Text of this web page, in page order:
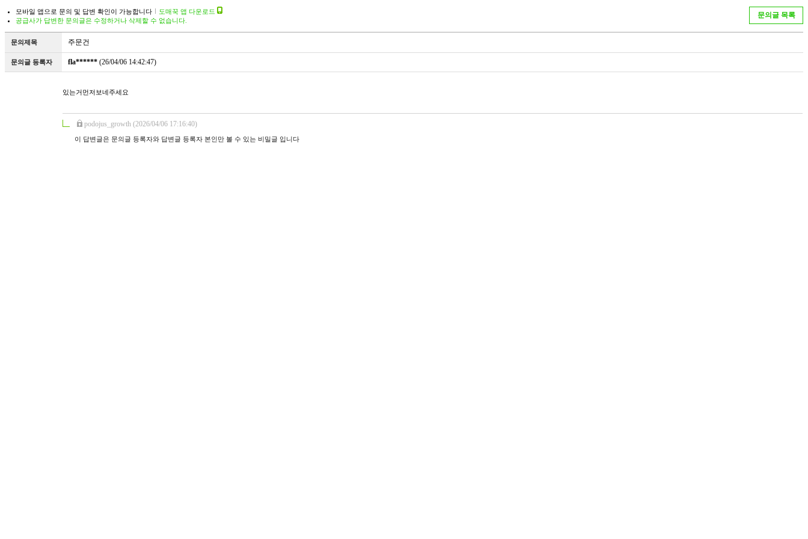
모바일 앱으로 문의 및 답변 확인이 가능합니다
도매꾹 앱 다운로드
공급사가 답변한 문의글은 수정하거나 삭제할 수 없습니다.
문의제목 주문건
문의글 등록자 fla****** (26/04/06 14:42:47)
있는거먼저보네주세요
podojus_growth (2026/04/06 17:16:40)
이 답변글은 문의글 등록자와 답변글 등록자 본인만 볼 수 있는 비밀글 입니다